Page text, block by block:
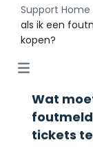
Support Home
als ik een
kopen?
Wat
tickets